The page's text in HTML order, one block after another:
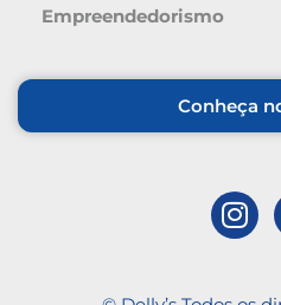
Empreendedorismo
Conheça